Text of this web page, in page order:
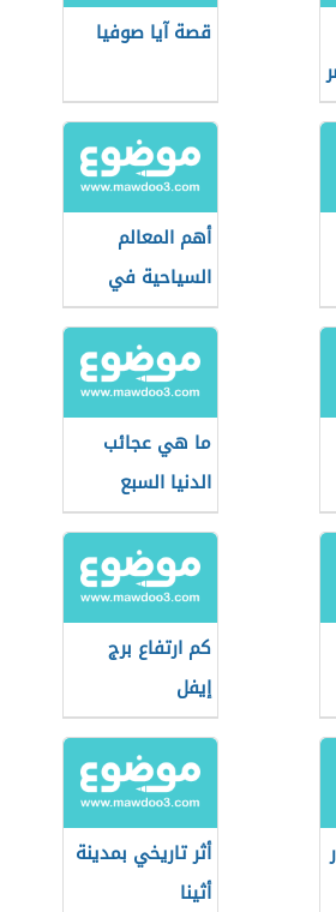
قصة آيا صوفيا
أهم المعالم
السياحية في
إسطنبول
ما هي عجائب
الدنيا السبع
الجديدة
كم ارتفاع برج
إيفل
أثر تاريخي بمدينة
أثينا